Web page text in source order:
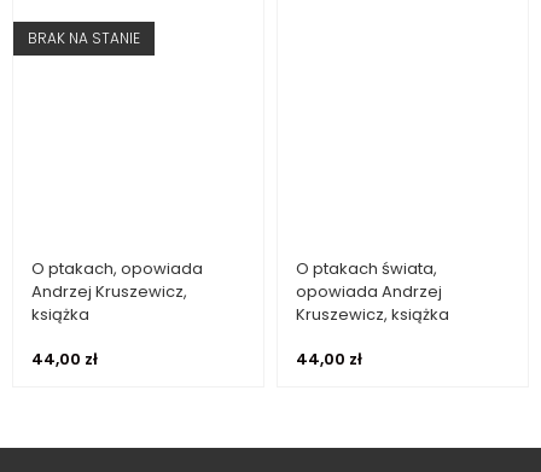
BRAK NA STANIE
Dowiedz się więcej
O ptakach, opowiada
Andrzej Kruszewicz,
książka
44,00 zł
Dodaj do koszyka
O ptakach świata,
opowiada Andrzej
Kruszewicz, książka
44,00 zł